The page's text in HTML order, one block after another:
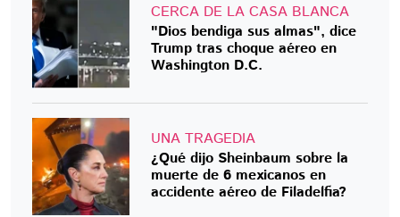
CERCA DE LA CASA BLANCA
"Dios bendiga sus almas", dice
Trump tras choque aéreo en
Washington D.C.
UNA TRAGEDIA
¿Qué dijo Sheinbaum sobre la
muerte de 6 mexicanos en
accidente aéreo de Filadelfia?